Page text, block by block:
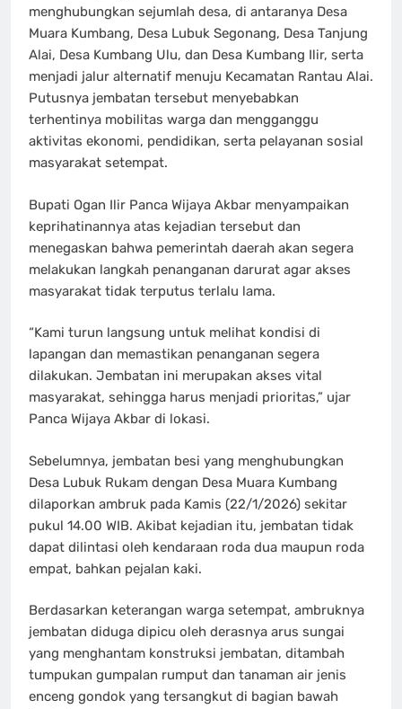
menghubungkan sejumlah desa, di antaranya Desa
Muara Kumbang, Desa Lubuk Segonang, Desa Tanjung
Alai, Desa Kumbang Ulu, dan Desa Kumbang Ilir, serta
menjadi jalur alternatif menuju Kecamatan Rantau Alai.
Putusnya jembatan tersebut menyebabkan
terhentinya mobilitas warga dan mengganggu
aktivitas ekonomi, pendidikan, serta pelayanan sosial
masyarakat setempat.
Bupati Ogan Ilir Panca Wijaya Akbar menyampaikan
keprihatinannya atas kejadian tersebut dan
menegaskan bahwa pemerintah daerah akan segera
melakukan langkah penanganan darurat agar akses
masyarakat tidak terputus terlalu lama.
“Kami turun langsung untuk melihat kondisi di
lapangan dan memastikan penanganan segera
dilakukan. Jembatan ini merupakan akses vital
masyarakat, sehingga harus menjadi prioritas,” ujar
Panca Wijaya Akbar di lokasi.
Sebelumnya, jembatan besi yang menghubungkan
Desa Lubuk Rukam dengan Desa Muara Kumbang
dilaporkan ambruk pada Kamis (22/1/2026) sekitar
pukul 14.00 WIB. Akibat kejadian itu, jembatan tidak
dapat dilintasi oleh kendaraan roda dua maupun roda
empat, bahkan pejalan kaki.
Berdasarkan keterangan warga setempat, ambruknya
jembatan diduga dipicu oleh derasnya arus sungai
yang menghantam konstruksi jembatan, ditambah
tumpukan gumpalan rumput dan tanaman air jenis
enceng gondok yang tersangkut di bagian bawah